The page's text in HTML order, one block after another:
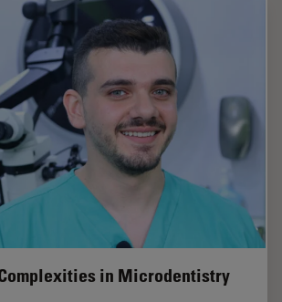
in Microdentistry